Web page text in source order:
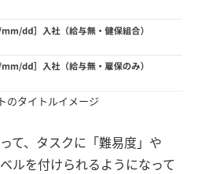
のタイトルイメージ
て、タスクに「難易度」や
ルを付けられるようになって